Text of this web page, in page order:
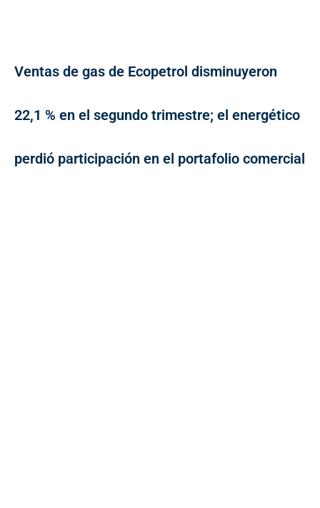
Ventas de gas de Ecopetrol disminuyeron
22,1 % en el segundo trimestre; el energético
perdió participación en el portafolio comercial